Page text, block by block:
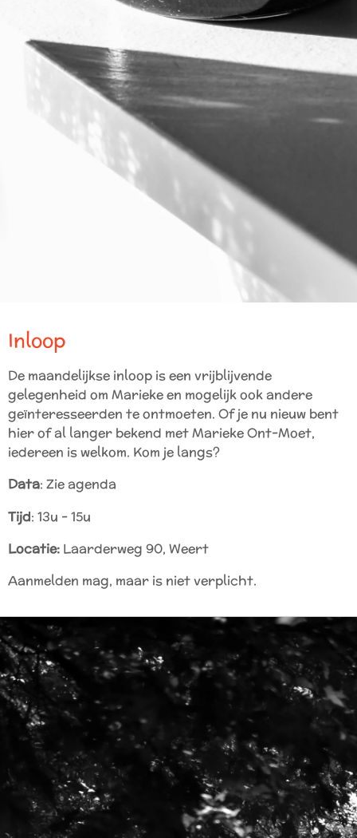
Inloop
De maandelijkse inloop is een vrijblijvende
gelegenheid om Marieke en mogelijk ook andere
geïnteresseerden te ontmoeten. Of je nu nieuw bent
hier of al langer bekend met Marieke Ont-Moet,
iedereen is welkom. Kom je langs?
Data: Zie agenda
Tijd: 13u - 15u
Locatie: Laarderweg 90, Weert
Aanmelden mag, maar is niet verplicht.